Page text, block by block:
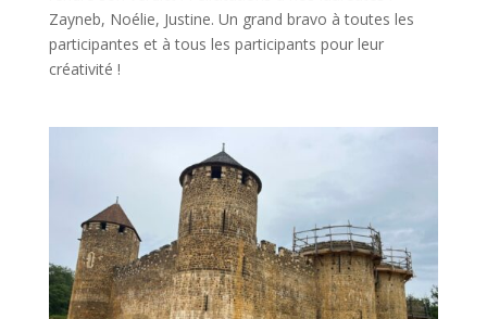
Zayneb, Noélie, Justine. Un grand bravo à toutes les
participantes et à tous les participants pour leur
créativité !